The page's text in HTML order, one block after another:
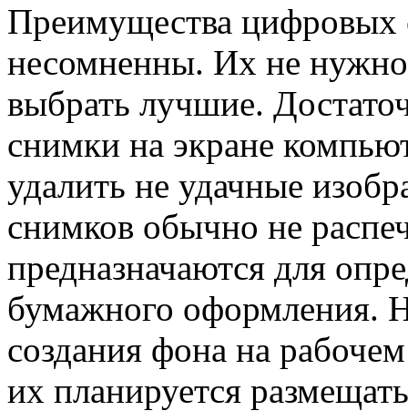
Преимущества цифровых
несомненны. Их не нужно
выбрать лучшие.
снимки на экране
удалить не удачные
снимков обычно не
предназначаются для
бумажного оформления.
создания фона на
их планируется